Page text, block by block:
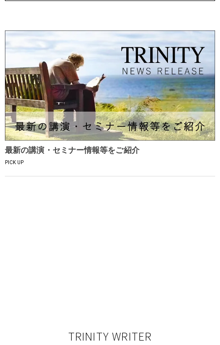
最新の講演・セミナー情報等をご紹介
PICK UP
TRINITY WRITER